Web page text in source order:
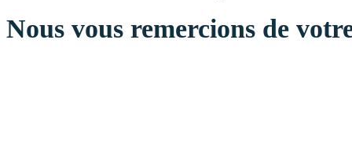
Nous vous remercions de